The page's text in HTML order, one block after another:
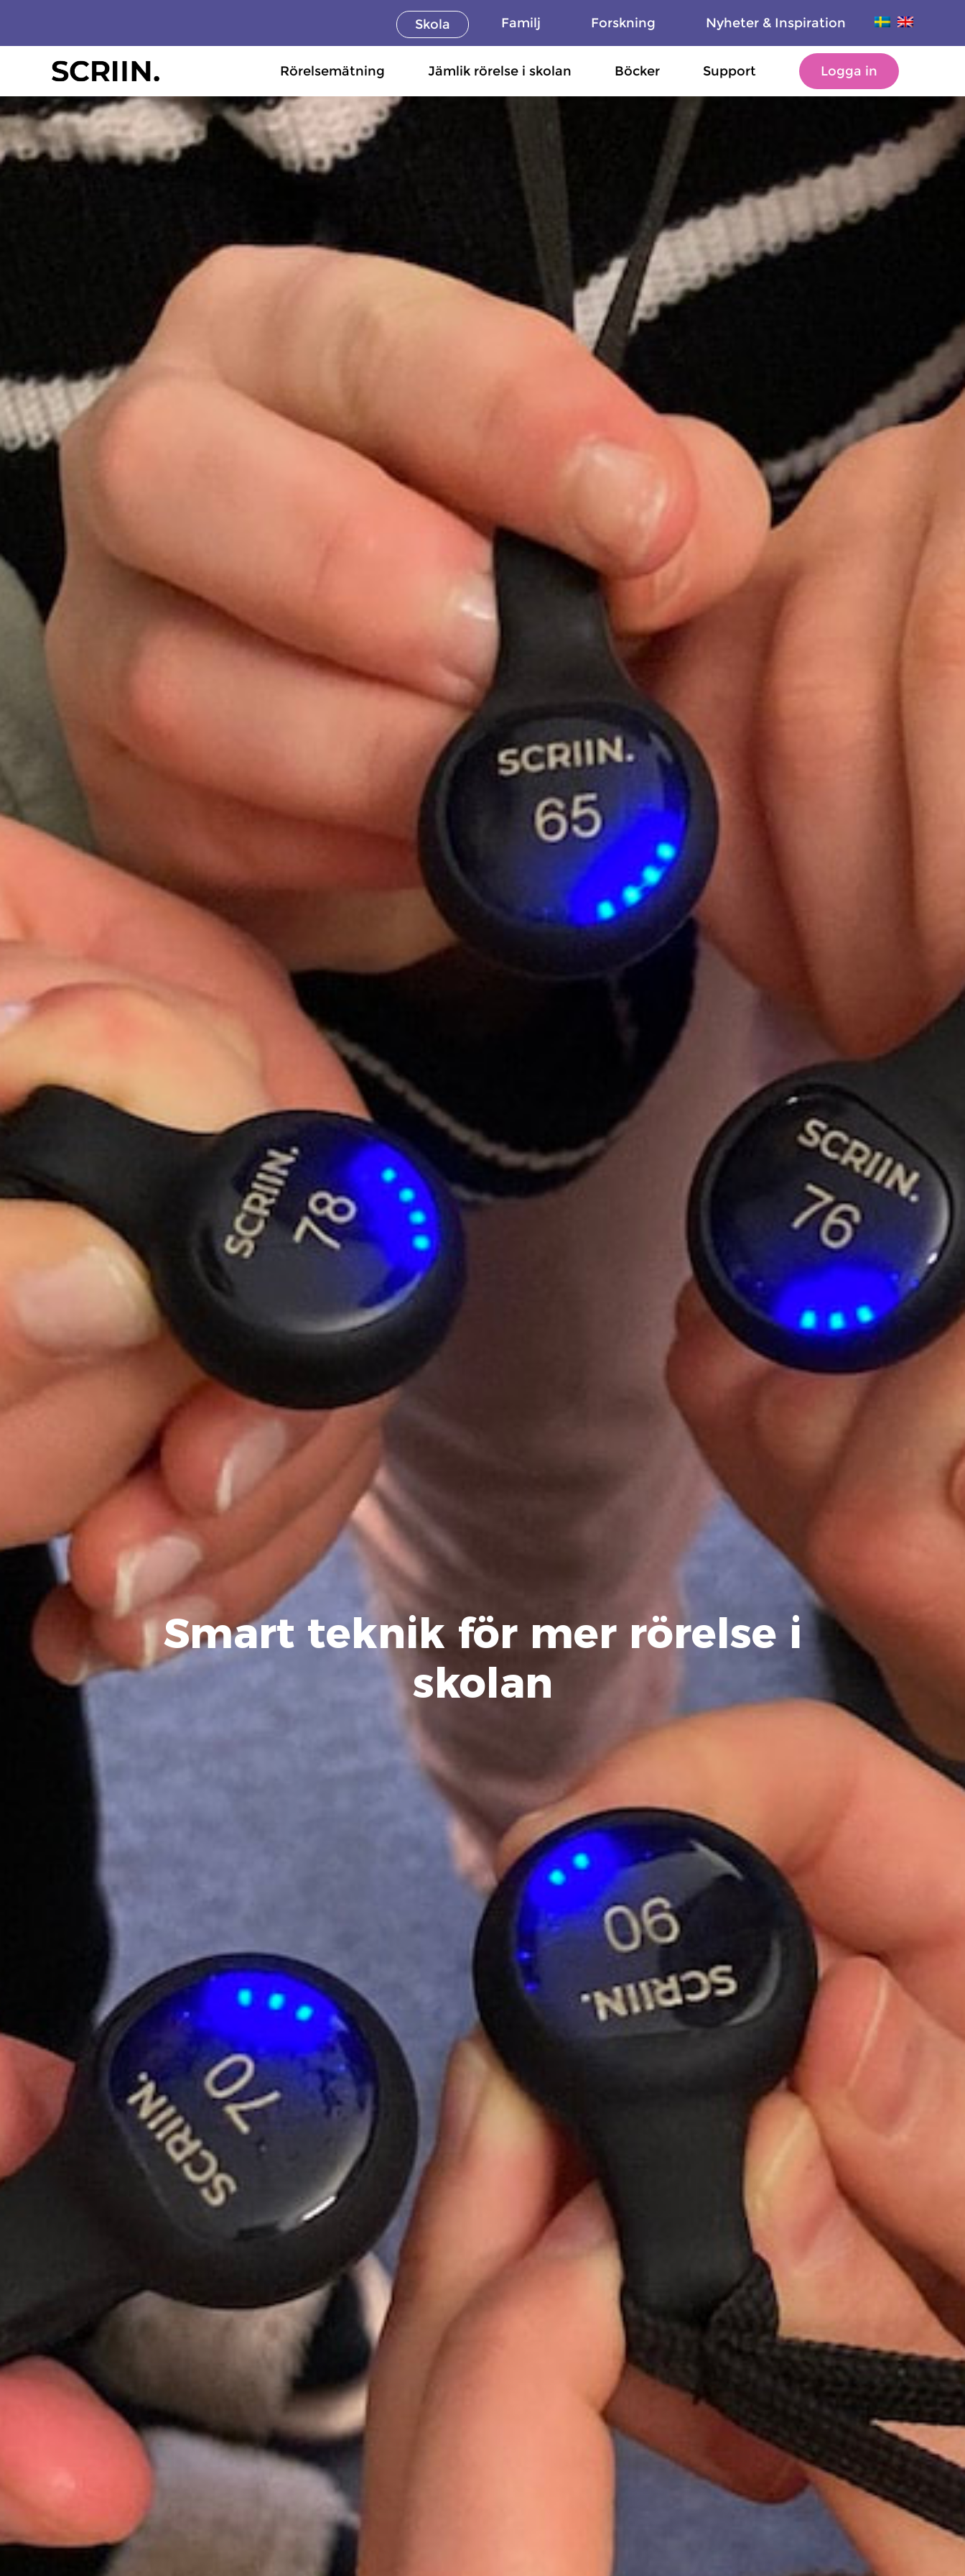
Skola Familj Forskning Nyheter & Inspiration
Rörelsemätning Jämlik rörelse i skolan Böcker Support Logga in
Smart teknik för mer rörelse i
skolan